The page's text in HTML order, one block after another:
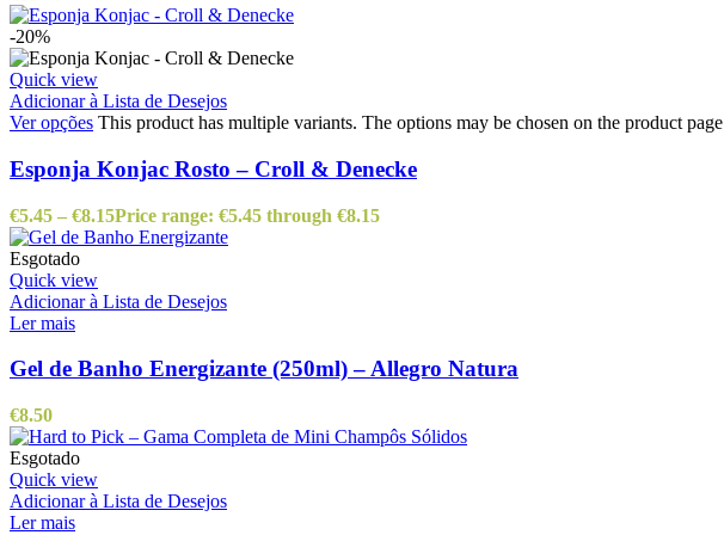
-20%
Quick view
Adicionar à Lista de Desejos
Ver opções This product has multiple variants. The options may be chosen on the product page
Esponja Konjac Rosto – Croll & Denecke
€5.45 – €8.15Price range: €5.45 through €8.15
Esgotado
Quick view
Adicionar à Lista de Desejos
Ler mais
Gel de Banho Energizante (250ml) – Allegro Natura
€8.50
Esgotado
Quick view
Adicionar à Lista de Desejos
Ler mais